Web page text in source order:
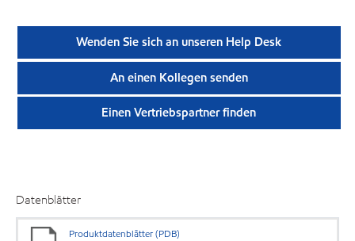
Wenden Sie sich an unseren Help Desk
An einen Kollegen senden
Einen Vertriebspartner finden
Datenblätter
Produktdatenblätter (PDB)